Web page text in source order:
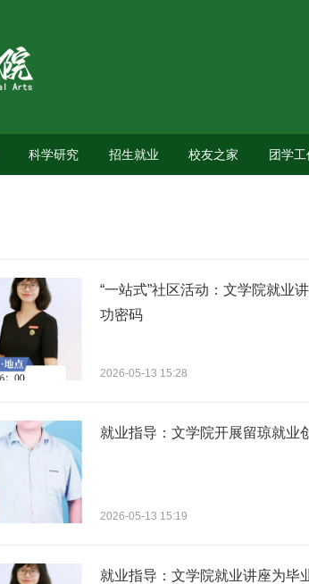
科学研究 招生就业 校友之家 团学工
“一站式”社区活动：文学院就业
功密码
2026-05-13 15:28
就业指导：文学院开展留琼就业
2026-05-13 15:19
就业指导：文学院就业讲座为毕